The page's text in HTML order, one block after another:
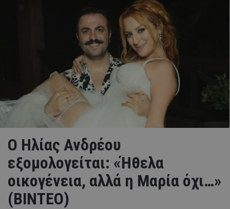
Ο Ηλίας Ανδρέου
εξομολογείται: «Ήθελα
οικογένεια, αλλά η Μαρία όχι…»
(ΒΙΝΤΕΟ)